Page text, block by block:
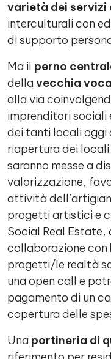
varietà dei servizi
interculturali con
di supporto
Ma il perno
della vecchia
alla via
imprenditori sociali
dei tanti locali oggi
riapertura dei
saranno messe a
valorizzazione,
attività
progetti artistici e
Social Real Estate,
collaborazione con
progetti/le realtà
una open call e
pagamento di un
copertura delle
Una portineria di